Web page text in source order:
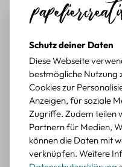
Schöne Motive
Tolle Motive,
Retro
Sticker mit
Durchschnittliche
Erika G. diesen
Schöne Motive
Die Sticker passen gut
wieder kaufen.
Schutz deiner Daten
Diese Webseite
bestmögliche Nutzung
Cookies zur
Anzeigen, für soziale
Zugriffe. Zudem teilen
Partnern für Medien,
können die Daten mit
verknüpfen. Weitere